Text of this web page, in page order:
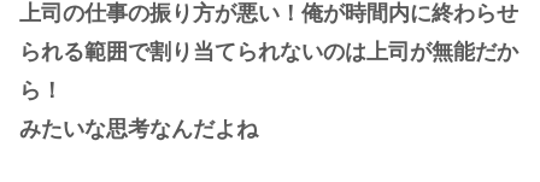
上司の仕事の振り方が悪い！俺が時間内に終わらせ
られる範囲で割り当てられないのは上司が無能だか
ら！
みたいな思考なんだよね